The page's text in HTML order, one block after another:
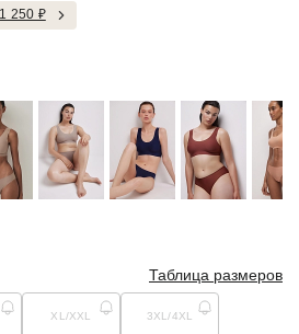
1 250 ₽
Таблица размеров
XL/XXL 3XL/4XL